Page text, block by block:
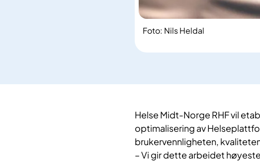
Foto: Nils Heldal
Helse Midt-Norge RHF vil
optimalisering av
brukervennligheten,
– Vi gir dette arbeidet